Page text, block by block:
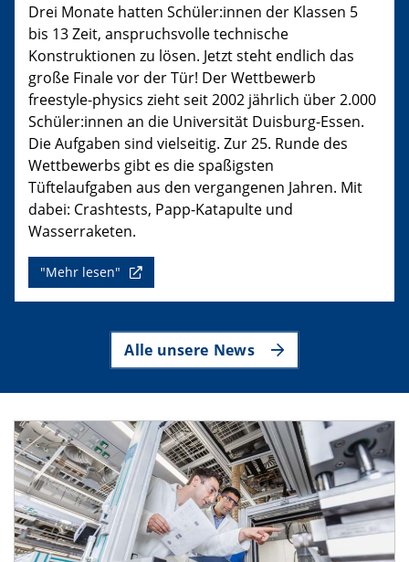
Drei Monate hatten Schüler:innen der Klassen 5
bis 13 Zeit, anspruchsvolle technische
Konstruktionen zu lösen. Jetzt steht endlich das
große Finale vor der Tür! Der Wettbewerb
freestyle-physics zieht seit 2002 jährlich über 2.000
Schüler:innen an die Universität Duisburg-Essen.
Die Aufgaben sind vielseitig. Zur 25. Runde des
Wettbewerbs gibt es die spaßigsten
Tüftelaufgaben aus den vergangenen Jahren. Mit
dabei: Crashtests, Papp-Katapulte und
Wasserraketen.
"Mehr lesen"
Alle unsere News